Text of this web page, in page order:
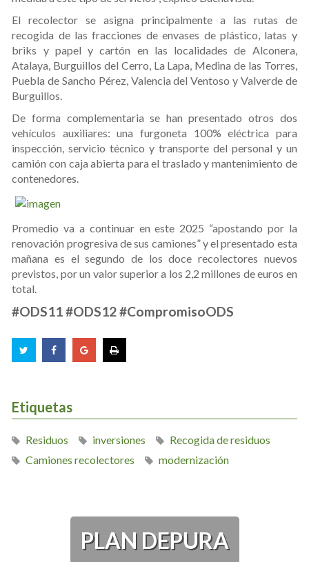
El recolector se asigna principalmente a las rutas de
recogida de las fracciones de envases de plástico, latas y
briks y papel y cartón en las localidades de Alconera,
Atalaya, Burguillos del Cerro, La Lapa, Medina de las Torres,
Puebla de Sancho Pérez, Valencia del Ventoso y Valverde de
Burguillos.
De forma complementaria se han presentado otros dos
vehículos auxiliares: una furgoneta 100% eléctrica para
inspección, servicio técnico y transporte del personal y un
camión con caja abierta para el traslado y mantenimiento de
contenedores.
Promedio va a continuar en este 2025 “apostando por la
renovación progresiva de sus camiones” y el presentado esta
mañana es el segundo de los doce recolectores nuevos
previstos, por un valor superior a los 2,2 millones de euros en
total.
#ODS11 #ODS12 #CompromisoODS
Etiquetas
Residuos inversiones
Recogida de residuos
Camiones recolectores
modernización
PLAN DEPURA